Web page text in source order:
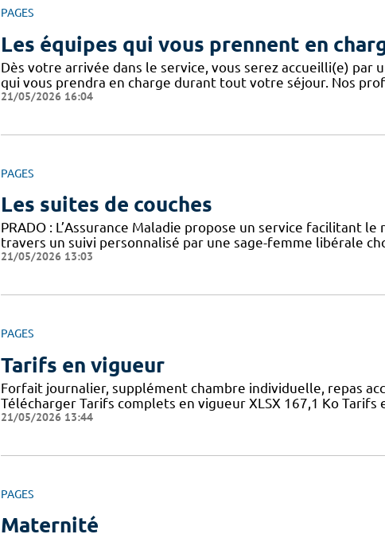
PAGES
Les équipes qui vous prennent en
Dès votre arrivée dans le service, vous serez accueilli(e)
qui vous prendra en charge durant tout votre séjour. Nos
21/05/2026 16:04
PAGES
Les suites de couches
PRADO : L’Assurance Maladie propose un service facilitant
travers un suivi personnalisé par une sage-femme libérale
21/05/2026 13:03
PAGES
Tarifs en vigueur
Forfait journalier, supplément chambre individuelle, repas
Télécharger Tarifs complets en vigueur XLSX 167,1 Ko
21/05/2026 13:44
PAGES
Maternité